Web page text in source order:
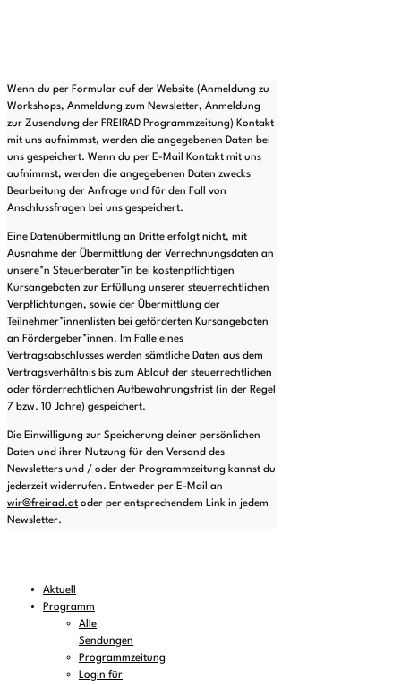
Wenn du per Formular auf der Website (Anmeldung zu
Workshops, Anmeldung zum Newsletter, Anmeldung
zur Zusendung der FREIRAD Programmzeitung) Kontakt
mit uns aufnimmst, werden die angegebenen Daten bei
uns gespeichert. Wenn du per E-Mail Kontakt mit uns
aufnimmst, werden die angegebenen Daten zwecks
Bearbeitung der Anfrage und für den Fall von
Anschlussfragen bei uns gespeichert.
Eine Datenübermittlung an Dritte erfolgt nicht, mit
Ausnahme der Übermittlung der Verrechnungsdaten an
unsere*n Steuerberater*in bei kostenpflichtigen
Kursangeboten zur Erfüllung unserer steuerrechtlichen
Verpflichtungen, sowie der Übermittlung der
Teilnehmer*innenlisten bei geförderten Kursangeboten
an Fördergeber*innen. Im Falle eines
Vertragsabschlusses werden sämtliche Daten aus dem
Vertragsverhältnis bis zum Ablauf der steuerrechtlichen
oder förderrechtlichen Aufbewahrungsfrist (in der Regel
7 bzw. 10 Jahre) gespeichert.
Die Einwilligung zur Speicherung deiner persönlichen
Daten und ihrer Nutzung für den Versand des
Newsletters und / oder der Programmzeitung kannst du
jederzeit widerrufen. Entweder per E-Mail an
wir@freirad.at oder per entsprechendem Link in jedem
Newsletter.
Aktuell
Programm
Alle
Sendungen
Programmzeitung
Login für